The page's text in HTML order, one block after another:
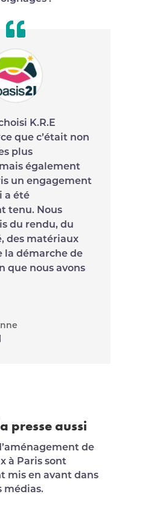
K.R.E
que c’était non
plus
également
un engagement
a été
tenu. Nous
du rendu, du
des matériaux
la démarche de
que nous avons
presse aussi
de
à Paris sont
mis en avant dans
médias.